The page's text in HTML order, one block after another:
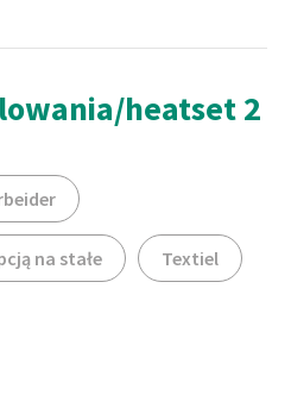
heatset 2
na stałe Textiel